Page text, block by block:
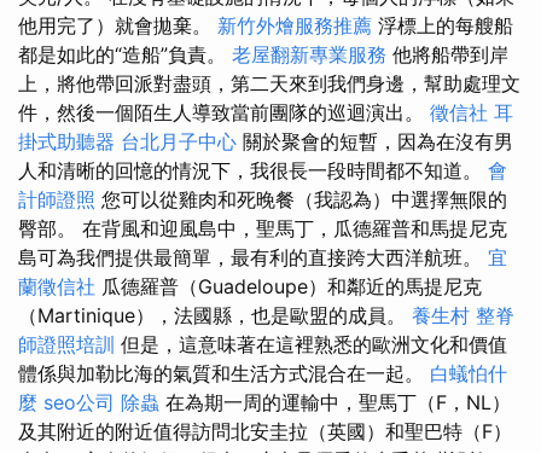
他用完了）就會拋棄。 新竹外燴服務推薦 浮標上的每艘船
都是如此的“造船”負責。 老屋翻新專業服務 他將船帶到岸
上，將他帶回派對盡頭，第二天來到我們身邊，幫助處理文
件，然後一個陌生人導致當前團隊的巡迴演出。 徵信社 耳
掛式助聽器 台北月子中心 關於聚會的短暫，因為在沒有男
人和清晰的回憶的情況下，我很長一段時間都不知道。 會
計師證照 您可以從雞肉和死晚餐（我認為）中選擇無限的
臀部。 在背風和迎風島中，聖馬丁，瓜德羅普和馬提尼克
島可為我們提供最簡單，最有利的直接跨大西洋航班。 宜
蘭徵信社 瓜德羅普（Guadeloupe）和鄰近的馬提尼克
（Martinique），法國縣，也是歐盟的成員。 養生村 整脊
師證照培訓 但是，這意味著在這裡熟悉的歐洲文化和價值
體係與加勒比海的氣質和生活方式混合在一起。 白蟻怕什
麼 seo公司 除蟲 在為期一周的運輸中，聖馬丁（F，NL）
及其附近的附近值得訪問北安圭拉（英國）和聖巴特（F）